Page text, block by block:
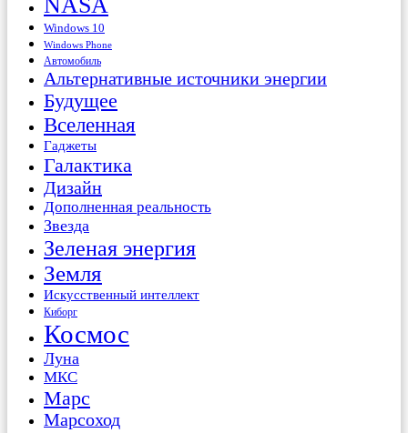
Windows 10
Windows Phone
Автомобиль
Альтернативные источники энергии
Будущее
Вселенная
Гаджеты
Галактика
Дизайн
Дополненная реальность
Звезда
Зеленая энергия
Земля
Искусственный интеллект
Киборг
Космос
Луна
МКС
Марс
Марсоход